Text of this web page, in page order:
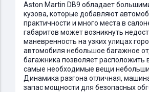
Aston Martin DB9 обладает
кузова, которые добавляют
практичности и много места в
габаритов может возникнуть
маневренность на узких улицах
автомобиля небольшое багажное
багажника позволяет расположить
самые необходимые вещи
Динамика разгона отличная,
запас мощности для безопасных